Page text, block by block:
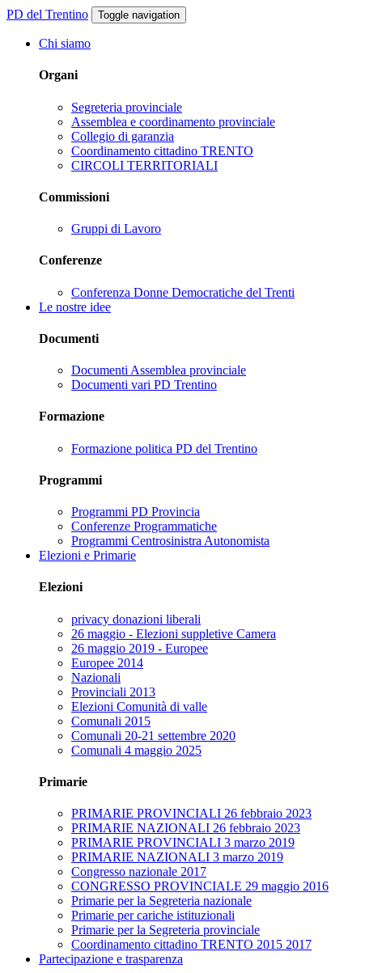
PD del Trentino Toggle navigation
Chi siamo
Organi
Segreteria provinciale
Assemblea e coordinamento provinciale
Collegio di garanzia
Coordinamento cittadino TRENTO
CIRCOLI TERRITORIALI
Commissioni
Gruppi di Lavoro
Conferenze
Conferenza Donne Democratiche del Trenti
Le nostre idee
Documenti
Documenti Assemblea provinciale
Documenti vari PD Trentino
Formazione
Formazione politica PD del Trentino
Programmi
Programmi PD Provincia
Conferenze Programmatiche
Programmi Centrosinistra Autonomista
Elezioni e Primarie
Elezioni
privacy donazioni liberali
26 maggio - Elezioni suppletive Camera
26 maggio 2019 - Europee
Europee 2014
Nazionali
Provinciali 2013
Elezioni Comunità di valle
Comunali 2015
Comunali 20-21 settembre 2020
Comunali 4 maggio 2025
Primarie
PRIMARIE PROVINCIALI 26 febbraio 2023
PRIMARIE NAZIONALI 26 febbraio 2023
PRIMARIE PROVINCIALI 3 marzo 2019
PRIMARIE NAZIONALI 3 marzo 2019
Congresso nazionale 2017
CONGRESSO PROVINCIALE 29 maggio 2016
Primarie per la Segreteria nazionale
Primarie per cariche istituzionali
Primarie per la Segreteria provinciale
Coordinamento cittadino TRENTO 2015 2017
Partecipazione e trasparenza